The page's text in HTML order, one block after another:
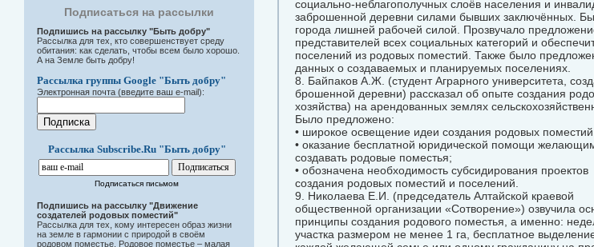
Подписаться на рассылки
Подпишись на рассылку "Быть добру"
Рассылка для тех, кто совершенствует среду
обитания: как сделать, чтобы всем было хорошо.
А на Земле быть добру!
Рассылка группы Google "Быть добру"
Электронная почта (введите ваш e-mail):
Рассылка Subscribe.Ru "Быть добру"
Подписаться письмом
Подпишись на рассылку "Движение
создателей родовых поместий"
Рассылка для тех, кому интересен образ жизни
на земле в гармонии с природой в своём
родовом поместье. Родовое поместье – малая
социально-неблагополучных слоёв населения и
заброшенной деревни силами бывших заключённых.
города лишней рабочей силой. Прозвучало
представителей всех социальных категорий и
поселений из родовых поместий. Также было
данных о создаваемых и планируемых поселениях.
8. Байпаков А.Ж. (студент Аграрного университета,
брошенной деревни) рассказал об опыте создания
хозяйства) на арендованных землях
Было предложено:
• широкое освещение идеи создания родовых
• оказание бесплатной юридической помощи
создавать родовые поместья;
• обозначена необходимость субсидирования проектов
создания родовых поместий и поселений.
9. Николаева Е.И. (председатель Алтайской краевой
общественной организации «Сотворение») озвучила
принципы создания родового поместья, а именно:
участка размером не менее 1 га, бесплатное